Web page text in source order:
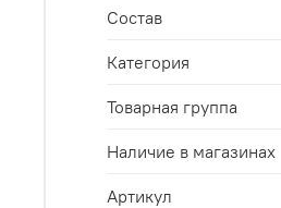
Состав
Категория
Товарная группа
Наличие в магазинах
Артикул